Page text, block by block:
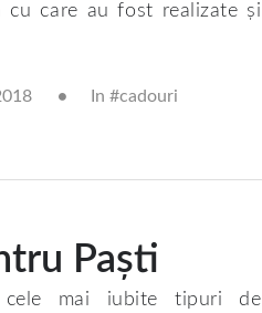
cu care au fost realizate și
In #cadouri
Paști
cele mai iubite tipuri de